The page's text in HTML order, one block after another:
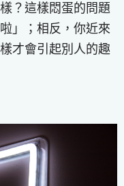
？這樣悶蛋的問題
」；相反，你近來
才會引起別人的趣